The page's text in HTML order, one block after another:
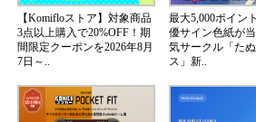
【Komifloストア】対象商品
3点以上購入で20%OFF！期
間限定クーポンを2026年8月
7日～..
最大5,000ポイン
優サイン色紙が
気サークル「た
ス」新..